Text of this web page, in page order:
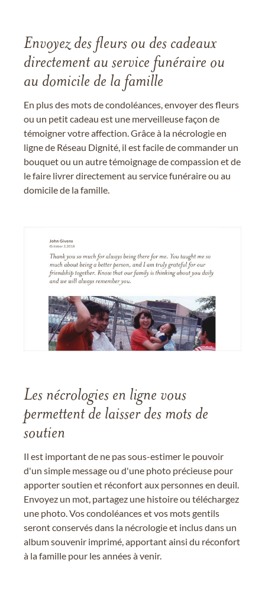
Envoyez des fleurs ou des cadeaux
directement au service funéraire ou
au domicile de la famille
En plus des mots de condoléances, envoyer des fleurs
ou un petit cadeau est une merveilleuse façon de
témoigner votre affection. Grâce à la nécrologie en
ligne de Réseau Dignité, il est facile de commander un
bouquet ou un autre témoignage de compassion et de
le faire livrer directement au service funéraire ou au
domicile de la famille.
Les nécrologies en ligne vous
permettent de laisser des mots de
soutien
Il est important de ne pas sous-estimer le pouvoir
d'un simple message ou d'une photo précieuse pour
apporter soutien et réconfort aux personnes en deuil.
Envoyez un mot, partagez une histoire ou téléchargez
une photo. Vos condoléances et vos mots gentils
seront conservés dans la nécrologie et inclus dans un
album souvenir imprimé, apportant ainsi du réconfort
à la famille pour les années à venir.